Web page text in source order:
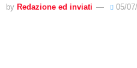
by Redazione ed inviati 05/